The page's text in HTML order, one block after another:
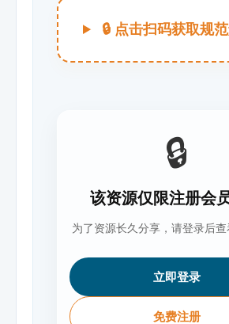
🔒 点击扫码获取规
🔒
该资源仅限注册会
为了资源长久分享，请登录后
立即登录
免费注册